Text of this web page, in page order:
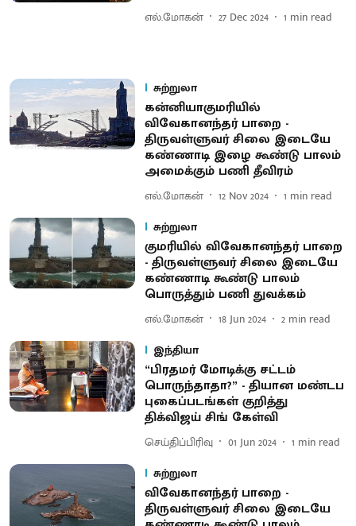
எல்.மோகன் 27 Dec 2024 1 min read
சுற்றுலா
கன்னியாகுமரியில்
விவேகானந்தர் பாறை -
திருவள்ளுவர் சிலை இடையே
கண்ணாடி இழை கூண்டு பாலம்
அமைக்கும் பணி தீவிரம்
எல்.மோகன் 12 Nov 2024 1 min read
சுற்றுலா
குமரியில் விவேகானந்தர் பாறை
- திருவள்ளுவர் சிலை இடையே
கண்ணாடி கூண்டு பாலம்
பொருத்தும் பணி துவக்கம்
எல்.மோகன் 18 Jun 2024 2 min read
இந்தியா
“பிரதமர் மோடிக்கு சட்டம்
பொருந்தாதா?” - தியான மண்டப
புகைப்படங்கள் குறித்து
திக்விஜய் சிங் கேள்வி
செய்திப்பிரிவு 01 Jun 2024 1 min read
சுற்றுலா
விவேகானந்தர் பாறை -
திருவள்ளுவர் சிலை இடையே